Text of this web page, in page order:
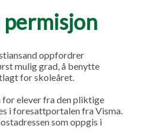
permisjon
oppfordrer
mulig grad, å benytte
for skoleåret.
for elever fra den pliktige
i foresattportalen fra Visma.
som oppgis i